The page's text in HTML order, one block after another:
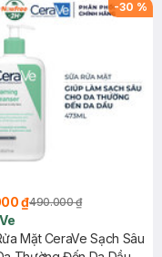
-30 %
₫490.000 ₫
Mặt CeraVe Sạch Sâu